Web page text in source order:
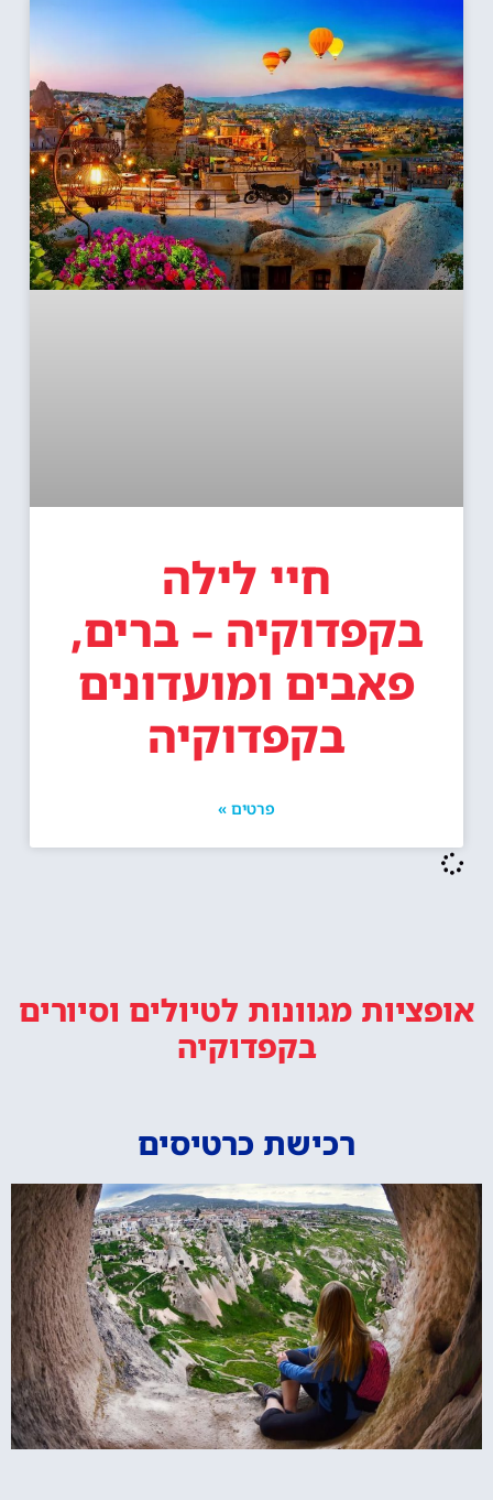
חיי לילה
בקפדוקיה – ברים,
פאבים ומועדונים
בקפדוקיה
פרטים »
אופציות מגוונות לטיולים וסיורים
בקפדוקיה
רכישת כרטיסים